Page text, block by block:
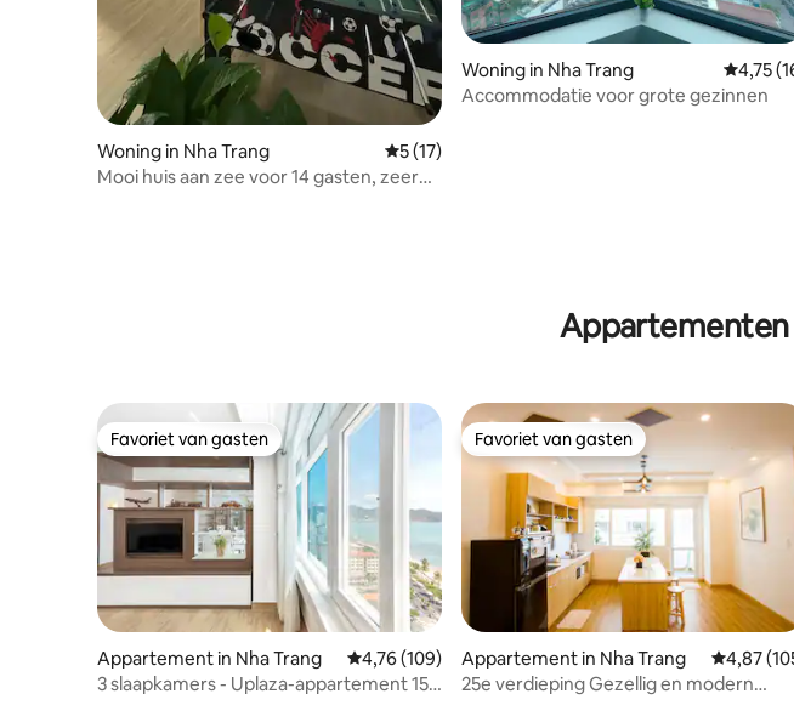
Woning in Nha Trang Gemiddelde beoordeling van 5 uit 5, 17 recensies
5 (17)
Mooi huis aan zee voor 14 gasten, zeer
Woning in Nha Trang
4,75
Accommodatie voor grote gezinnen
Favoriet van gasten
Favoriet van gasten
Appartement in Nha Trang Gemiddelde beoordeling van 4,76 uit 5, 109 recensies
4,76 (109)
3 slaapkamers - Uplaza-appartement 150
Favoriet van gasten
Favoriet van gasten
Appartement in Nha Trang
4,87
25e verdieping Gezellig en modern